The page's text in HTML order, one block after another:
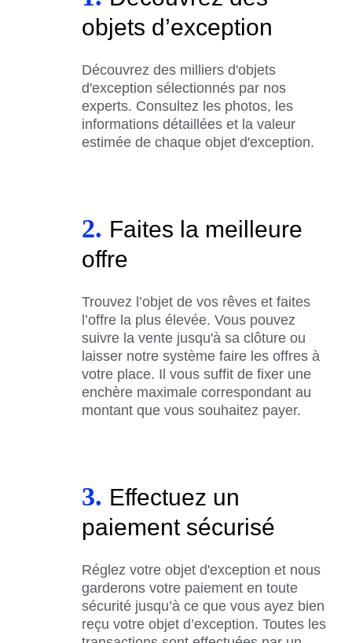
objets d’exception
Découvrez des milliers d'objets
d'exception sélectionnés par nos
experts. Consultez les photos, les
informations détaillées et la valeur
estimée de chaque objet d'exception.
2. Faites la meilleure
offre
Trouvez l’objet de vos rêves et faites
l’offre la plus élevée. Vous pouvez
suivre la vente jusqu'à sa clôture ou
laisser notre système faire les offres à
votre place. Il vous suffit de fixer une
enchère maximale correspondant au
montant que vous souhaitez payer.
3. Effectuez un
paiement sécurisé
Réglez votre objet d'exception et nous
garderons votre paiement en toute
sécurité jusqu’à ce que vous ayez bien
reçu votre objet d’exception. Toutes les